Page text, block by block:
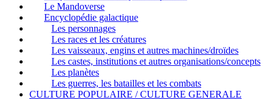
Le Mandoverse
Encyclopédie galactique
Les personnages
Les races et les créatures
Les vaisseaux, engins et autres machines/droïdes
Les castes, institutions et autres organisations/concepts
Les planètes
Les guerres, les batailles et les combats
CULTURE POPULAIRE / CULTURE GENERALE